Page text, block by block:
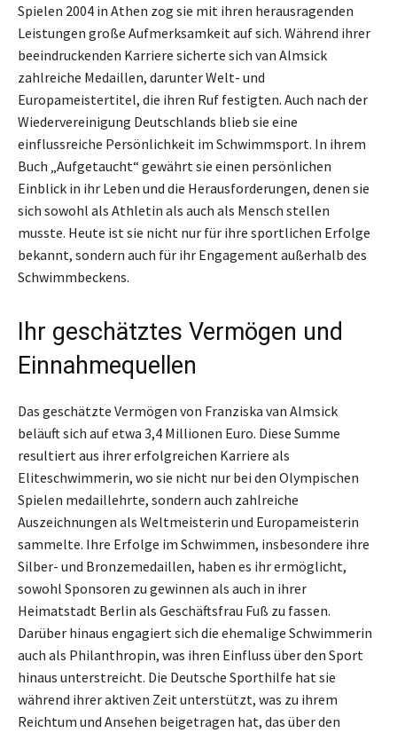
Spielen 2004 in Athen zog sie mit ihren herausragenden
Leistungen große Aufmerksamkeit auf sich. Während ihrer
beeindruckenden Karriere sicherte sich van Almsick
zahlreiche Medaillen, darunter Welt- und
Europameistertitel, die ihren Ruf festigten. Auch nach der
Wiedervereinigung Deutschlands blieb sie eine
einflussreiche Persönlichkeit im Schwimmsport. In ihrem
Buch „Aufgetaucht“ gewährt sie einen persönlichen
Einblick in ihr Leben und die Herausforderungen, denen sie
sich sowohl als Athletin als auch als Mensch stellen
musste. Heute ist sie nicht nur für ihre sportlichen Erfolge
bekannt, sondern auch für ihr Engagement außerhalb des
Schwimmbeckens.
Ihr geschätztes Vermögen und
Einnahmequellen
Das geschätzte Vermögen von Franziska van Almsick
beläuft sich auf etwa 3,4 Millionen Euro. Diese Summe
resultiert aus ihrer erfolgreichen Karriere als
Eliteschwimmerin, wo sie nicht nur bei den Olympischen
Spielen medaillehrte, sondern auch zahlreiche
Auszeichnungen als Weltmeisterin und Europameisterin
sammelte. Ihre Erfolge im Schwimmen, insbesondere ihre
Silber- und Bronzemedaillen, haben es ihr ermöglicht,
sowohl Sponsoren zu gewinnen als auch in ihrer
Heimatstadt Berlin als Geschäftsfrau Fuß zu fassen.
Darüber hinaus engagiert sich die ehemalige Schwimmerin
auch als Philanthropin, was ihren Einfluss über den Sport
hinaus unterstreicht. Die Deutsche Sporthilfe hat sie
während ihrer aktiven Zeit unterstützt, was zu ihrem
Reichtum und Ansehen beigetragen hat, das über den